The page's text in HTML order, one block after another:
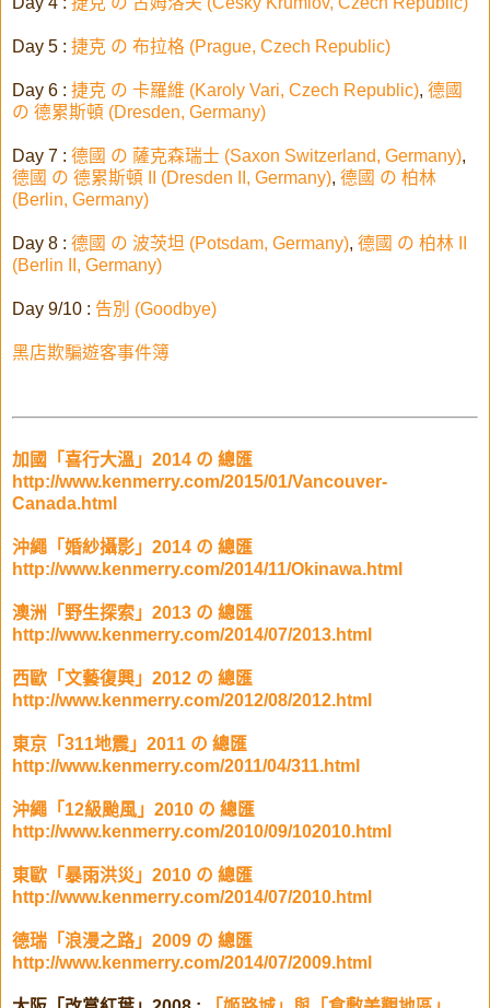
Day 5 : 捷克 の 布拉格 (Prague, Czech Republic)
Day 6 : 捷克 の 卡羅維 (Karoly Vari, Czech Republic), 德國
の 德累斯頓 (Dresden, Germany)
Day 7 : 德國 の 薩克森瑞士 (Saxon Switzerland, Germany),
德國 の 德累斯頓 II (Dresden II, Germany), 德國 の 柏林
(Berlin, Germany)
Day 8 : 德國 の 波茨坦 (Potsdam, Germany), 德國 の 柏林 II
(Berlin II, Germany)
Day 9/10 : 告別 (Goodbye)
黑店欺騙遊客事件簿
加國「喜行大溫」2014 の 總匯
http://www.kenmerry.com/2015/01/Vancouver-
Canada.html
沖繩「婚紗攝影」2014 の 總匯
http://www.kenmerry.com/2014/11/Okinawa.html
澳洲「野生探索」2013 の 總匯
http://www.kenmerry.com/2014/07/2013.html
西歐「文藝復興」2012 の 總匯
http://www.kenmerry.com/2012/08/2012.html
東京「311地震」2011 の 總匯
http://www.kenmerry.com/2011/04/311.html
沖繩「12級颱風」2010 の 總匯
http://www.kenmerry.com/2010/09/102010.html
東歐「暴雨洪災」2010 の 總匯
http://www.kenmerry.com/2014/07/2010.html
德瑞「浪漫之路」2009 の 總匯
http://www.kenmerry.com/2014/07/2009.html